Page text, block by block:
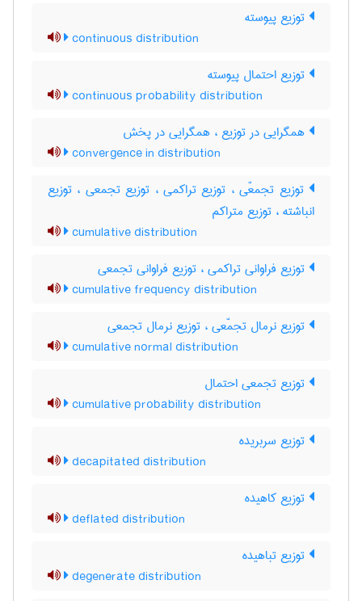
توزیع پیوسته
continuous distribution
توزیع احتمال پیوسته
continuous probability distribution
همگرایی در توزیع ، همگرایی در پخش
convergence in distribution
توزیع تجمعّی ، توزیع تراکمی ، توزیع تجمعی ، توزیع
انباشته ، توزیع متراکم
cumulative distribution
توزیع فراوانی تراکمی ، توزیع فراوانی تجمعی
cumulative frequency distribution
توزیع نرمال تجمّعی ، توزیع نرمال تجمعی
cumulative normal distribution
توزیع تجمعی احتمال
cumulative probability distribution
توزیع سربریده
decapitated distribution
توزیع کاهیده
deflated distribution
توزیع تباهیده
degenerate distribution